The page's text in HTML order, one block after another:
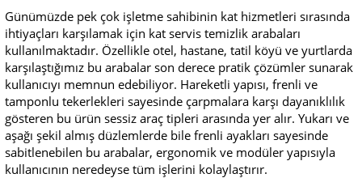
Günümüzde pek çok işletme sahibinin kat hizmetleri sırasında
ihtiyaçları karşılamak için kat servis temizlik arabaları
kullanılmaktadır. Özellikle otel, hastane, tatil köyü ve yurtlarda
karşılaştığımız bu arabalar son derece pratik çözümler sunarak
kullanıcıyı memnun edebiliyor. Hareketli yapısı, frenli ve
tamponlu tekerlekleri sayesinde çarpmalara karşı dayanıklılık
gösteren bu ürün sessiz araç tipleri arasında yer alır. Yukarı ve
aşağı şekil almış düzlemlerde bile frenli ayakları sayesinde
sabitlenebilen bu arabalar, ergonomik ve modüler yapısıyla
kullanıcının neredeyse tüm işlerini kolaylaştırır.